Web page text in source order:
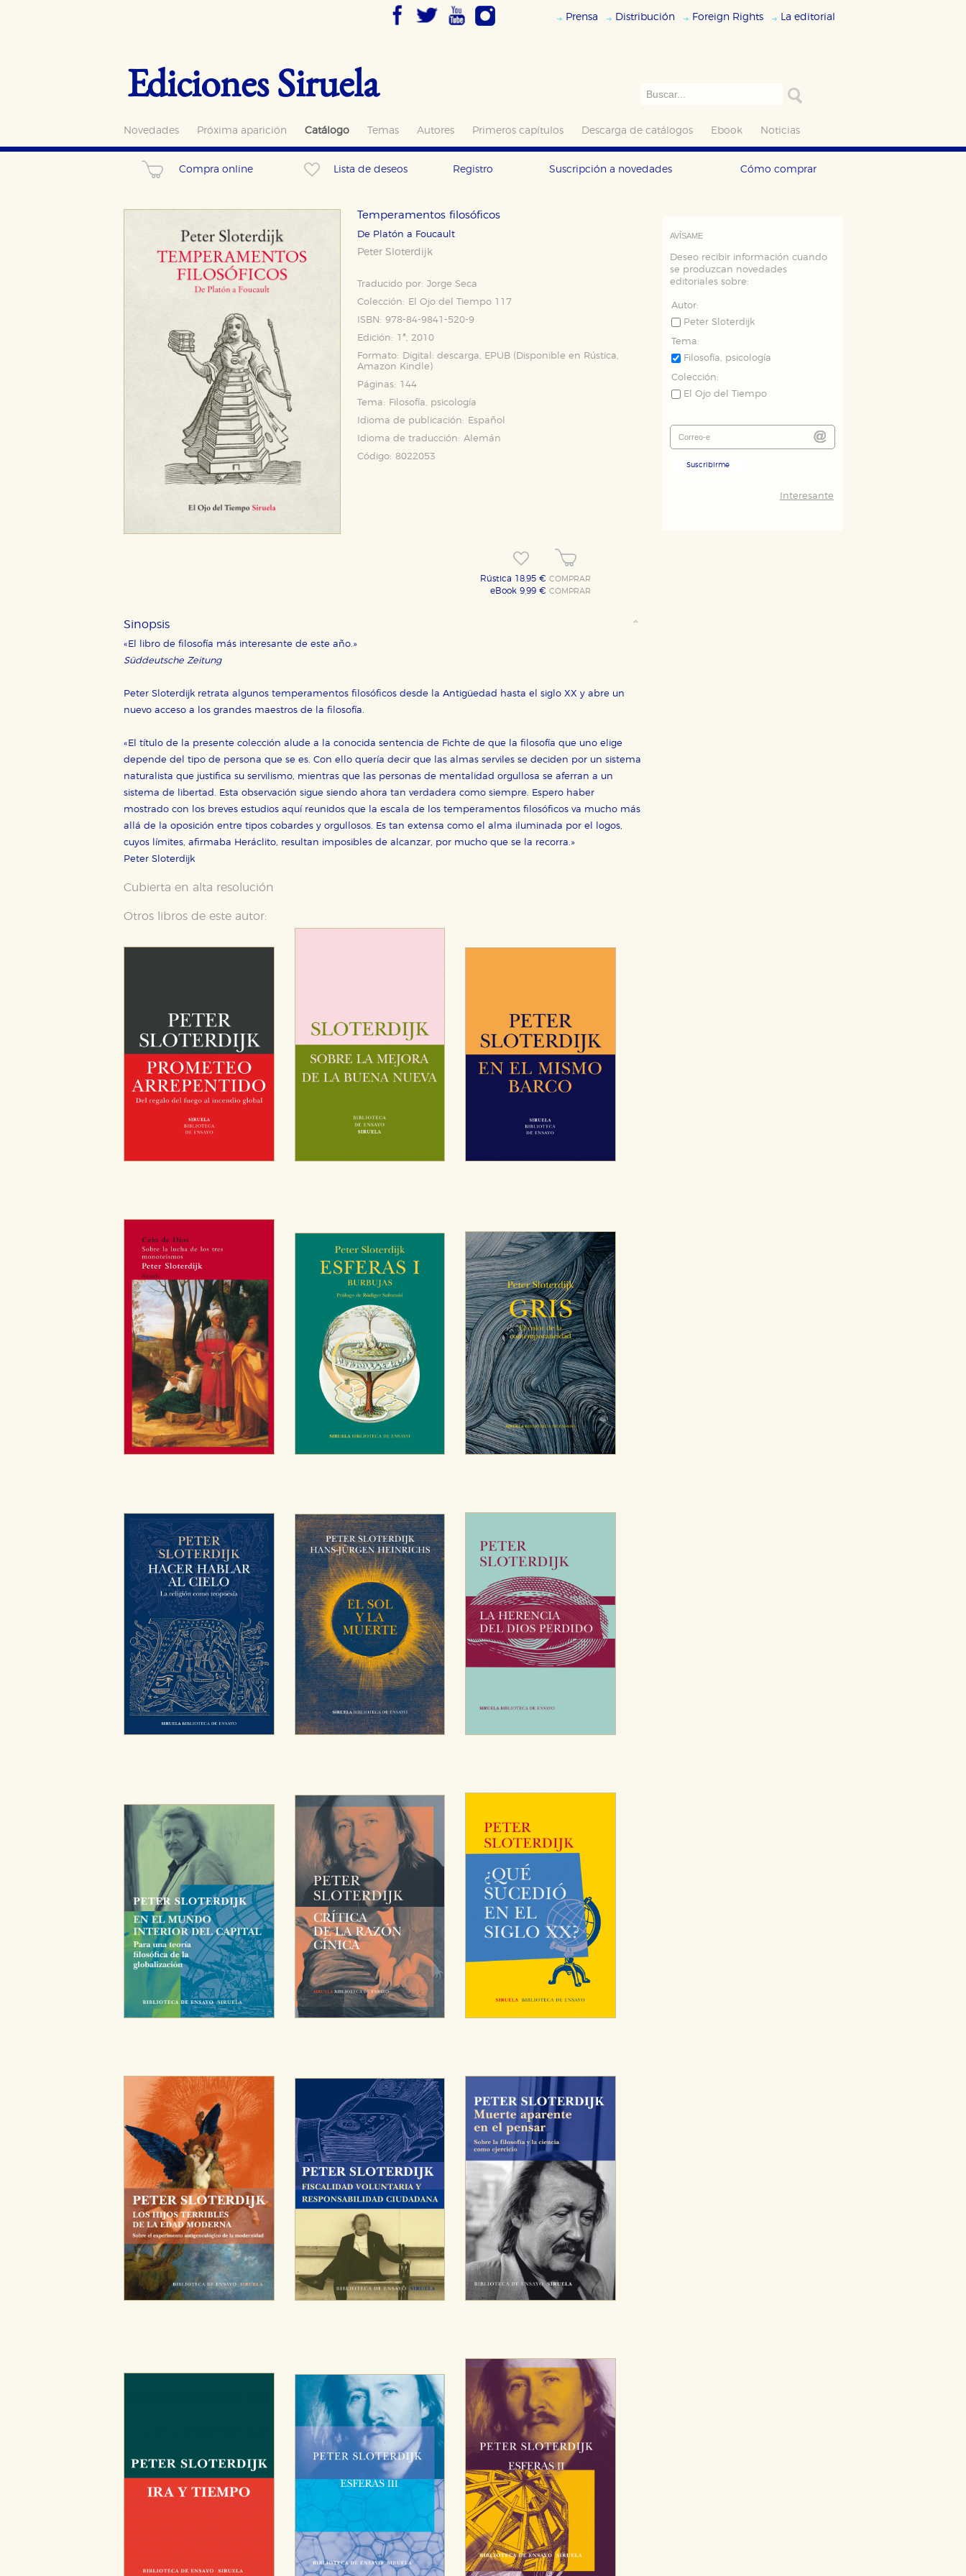
Prensa Distribución Foreign Rights La editorial
Ediciones Siruela
Novedades Próxima aparición Catálogo Temas Autores Primeros capítulos Descarga de catálogos Ebook Noticias
Compra online Lista de deseos Registro Suscripción a novedades Cómo comprar
Temperamentos filosóficos
De Platón a Foucault
Peter Sloterdijk
Traducido por: Jorge Seca
Colección:
El Ojo del Tiempo 117
ISBN: 978-84-9841-520-9
Edición: 1ª, 2010
Formato:
Digital: descarga, EPUB (Disponible en Rústica,
Amazon Kindle )
Páginas: 144
Tema:
Filosofía, psicología
Idioma de publicación:
Español
Idioma de traducción: Alemán
Código: 8022053
Rústica 18,95 €COMPRAR
eBook 9,99 €COMPRAR
Sinopsis
«El libro de filosofía más interesante de este año.»
Süddeutsche Zeitung
Peter Sloterdijk retrata algunos temperamentos filosóficos desde la Antigüedad hasta el siglo XX y abre un
nuevo acceso a los grandes maestros de la filosofía.
«El título de la presente colección alude a la conocida sentencia de Fichte de que la filosofía que uno elige
depende del tipo de persona que se es. Con ello quería decir que las almas serviles se deciden por un sistema
naturalista que justifica su servilismo, mientras que las personas de mentalidad orgullosa se aferran a un
sistema de libertad. Esta observación sigue siendo ahora tan verdadera como siempre. Espero haber
mostrado con los breves estudios aquí reunidos que la escala de los temperamentos filosóficos va mucho más
allá de la oposición entre tipos cobardes y orgullosos. Es tan extensa como el alma iluminada por el logos,
cuyos límites, afirmaba Heráclito, resultan imposibles de alcanzar, por mucho que se la recorra.»
Peter Sloterdijk
Cubierta en alta resolución
Otros libros de este autor:
AVÍSAME
Deseo recibir información cuando
se produzcan novedades
editoriales sobre:
Autor:
Peter Sloterdijk
Tema:
Filosofía, psicología
Colección:
El Ojo del Tiempo
Suscribirme
Interesante
CONFIGURACIÓN DE COOKIES HABILITAR TODO
Cookies necesarias
Estas cookies son necesarias para que nuestro sitio web funcione y no es posible deshabilitarlas desde nuestro sistema. Es posible
hacerlo desde el navegador, pero en ese caso es posible que algunas áreas de nuestra web dejen de funcionar correctamente.
tanto, es anónima.
Cookies de publicidad y redes sociales
Estas cookies son gestionadas por nuestros socios publicitarios y se utilizan para mostrar publicidad relevante para sus intereses en
otros sitios. No almacenan directamente información personal sino que se basan en la identificación única de su navegador y
dispositivo de internet.
GUARDAR CONFIGURACIÓN
Puede consultar nuestra política de cookies